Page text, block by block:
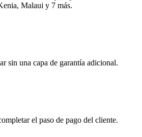
Malaui y 7 más.
sin una capa de garantía adicional.
el paso de pago del cliente.